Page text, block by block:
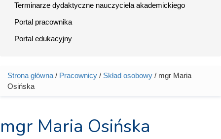
Terminarze dydaktyczne nauczyciela akademickiego
Portal pracownika
Portal edukacyjny
Jesteś tutaj
Strona główna / Pracownicy / Skład osobowy / mgr Maria
Osińska
mgr Maria Osińska